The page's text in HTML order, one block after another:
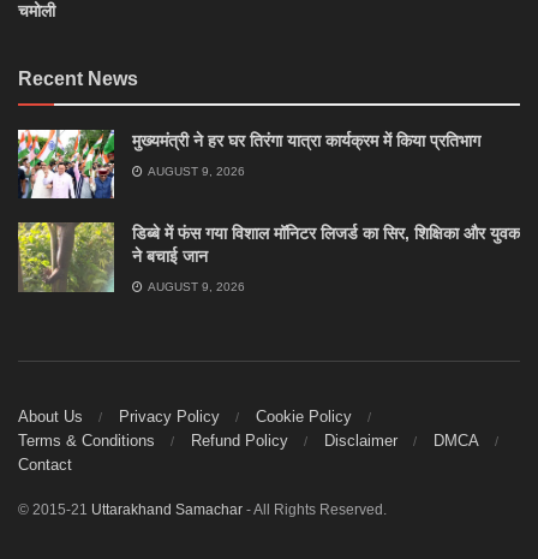
चमोली
Recent News
मुख्यमंत्री ने हर घर तिरंगा यात्रा कार्यक्रम में किया प्रतिभाग
AUGUST 9, 2026
डिब्बे में फंस गया विशाल मॉनिटर लिजर्ड का सिर, शिक्षिका और युवक
ने बचाई जान
AUGUST 9, 2026
About Us Privacy Policy
Cookie Policy
Terms & Conditions
Refund Policy Disclaimer
DMCA
Contact
© 2015-21 Uttarakhand Samachar - All Rights Reserved.